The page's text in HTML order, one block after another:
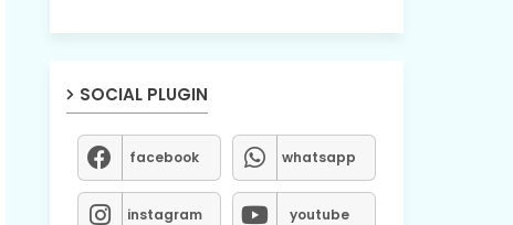
SOCIAL PLUGIN
facebook whatsapp
instagram youtube